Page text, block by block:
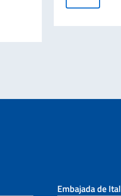
Italianas en el Mundo).
condecoración de Cavaliere
Embajada de